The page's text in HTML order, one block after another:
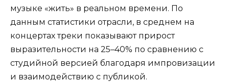
музыке «жить» в реальном времени. По
данным статистики отрасли, в среднем на
концертах треки показывают прирост
выразительности на 25–40% по сравнению с
студийной версией благодаря импровизации
и взаимодействию с публикой.